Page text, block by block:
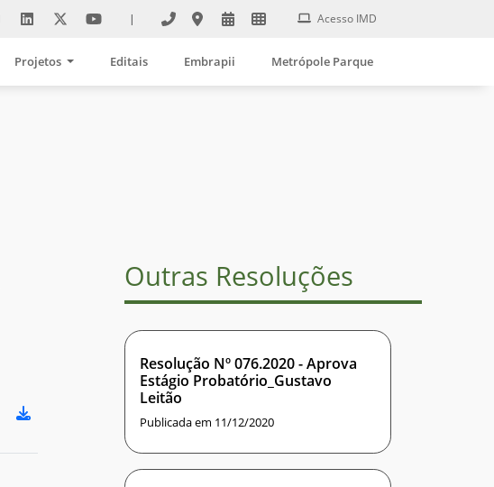
| Acesso IMD
Projetos Editais Embrapii Metrópole Parque
Outras Resoluções
Resolução Nº 076.2020 - Aprova
Estágio Probatório_Gustavo
Leitão
Publicada em 11/12/2020